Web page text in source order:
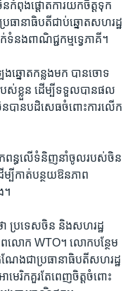
ន​កំពុង​ផ្ដោត​ការ​យក​ចិត្ត​ទុក​
ធានាធិបតី​ជាប់​ឆ្នោត​សហរដ្ឋ​
នង​ពាណិជ្ជកម្ម​ទ្វេភាគី។
ឆ្នោត​កន្លង​មក បាន​ចោទ​
បស់​ខ្លួន ដើម្បី​ទទួល​បាន​ផល​
ន​បាន​បដិសេធ​ចំពោះ​ការ​លើក​
ពន្ធ​លើ​ទំនិញ​នាំ​ចូល​របស់​ចិន
បី​កាត់​បន្ថយ​ឱនភាព​
។
ប្រទេស​ចិន និង​សហរដ្ឋ​
ពលោក WTO។ លោក​បន្ថែម​
ង​ជា​ប្រធានាធិបតី​សហរដ្ឋ​
មេរិក​គួរតែ​ពេញ​ចិត្ត​ចំពោះ​